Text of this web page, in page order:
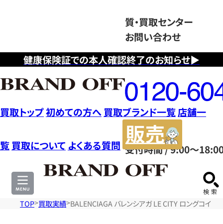
健康保険証での本人確認終了のお知らせ▶
質・買取センター
お問い合わせ
フ
リ
ー
ダ
イ
ヤ
ル
0120604117
受付時間 / 9:00～
買取トップ初めての方へ 買取ブランド一覧店舗一
覧 買取について よくある質問
サ
TOP 買取実績 BALENCIAGA バレンシアガ LE CITY ロングコイ